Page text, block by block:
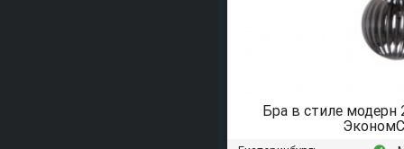
Бра в стиле модерн